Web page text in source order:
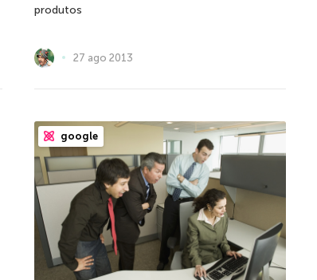
produtos
27 ago 2013
google